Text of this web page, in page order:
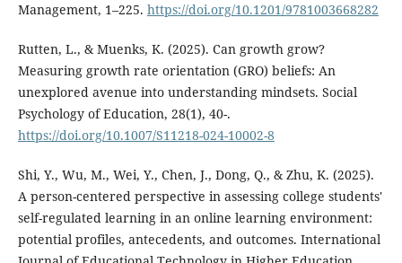
Management, 1–225. https://doi.org/10.1201/9781003668282
Rutten, L., & Muenks, K. (2025). Can growth grow?
Measuring growth rate orientation (GRO) beliefs: An
unexplored avenue into understanding mindsets. Social
Psychology of Education, 28(1), 40-.
https://doi.org/10.1007/S11218-024-10002-8
Shi, Y., Wu, M., Wei, Y., Chen, J., Dong, Q., & Zhu, K. (2025).
A person-centered perspective in assessing college students′
self-regulated learning in an online learning environment:
potential profiles, antecedents, and outcomes. International